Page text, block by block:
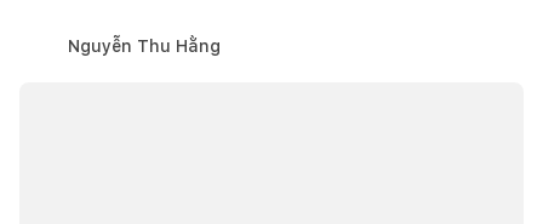
Nguyễn Thu Hằng